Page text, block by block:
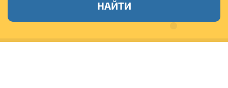
НАЙТИ